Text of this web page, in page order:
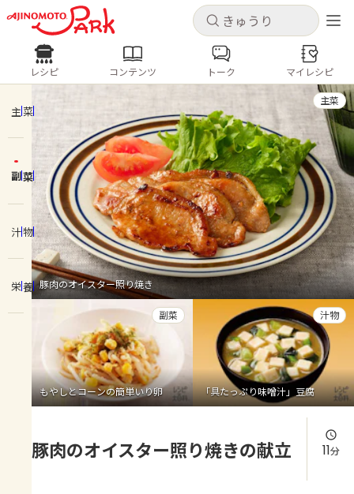
キャンセル
ログインするとレシピを保存できます
ログイン 新規登録
ホーム
コンテンツ
レシピ
トーク
よくあるお問い合わせ
お買い物
AJINOMOTO PARK とは
キャンセル
レシピ コンテンツ
人気の食材・レシピ
きゅうり なす トマト
とうもろこし
ピーマン
みょうが ゴーヤ
レシピ コンテンツ トーク マイレシピ
主菜
副菜
汁物
栄養 豚肉のオイスター照り焼き
主菜
もやしとコーンの簡単いり卵
副菜
「具たっぷり味噌汁」豆腐
汁物
豚肉のオイスター照り焼きの献立 11分